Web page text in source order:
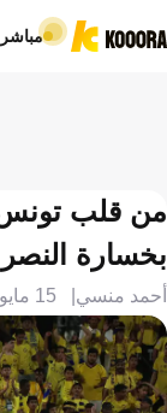
مباشر
من قلب
بخسارة النصر
أحمد منسي 15 مايو 2026